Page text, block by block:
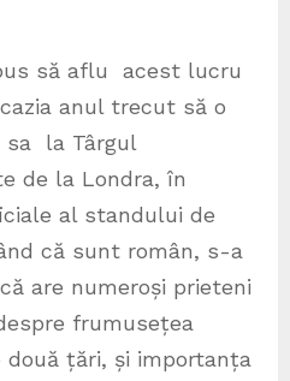
să aflu acest lucru
anul trecut să o
sa la Târgul
de la Londra, în
al standului de
că sunt român, s-a
are numeroși prieteni
frumusețea
țări, și importanța